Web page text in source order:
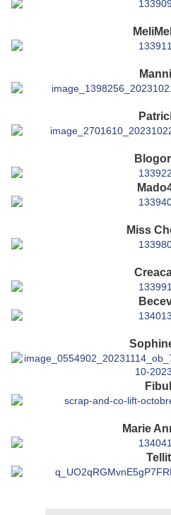
Miss
Fibul
Marie
Tellit